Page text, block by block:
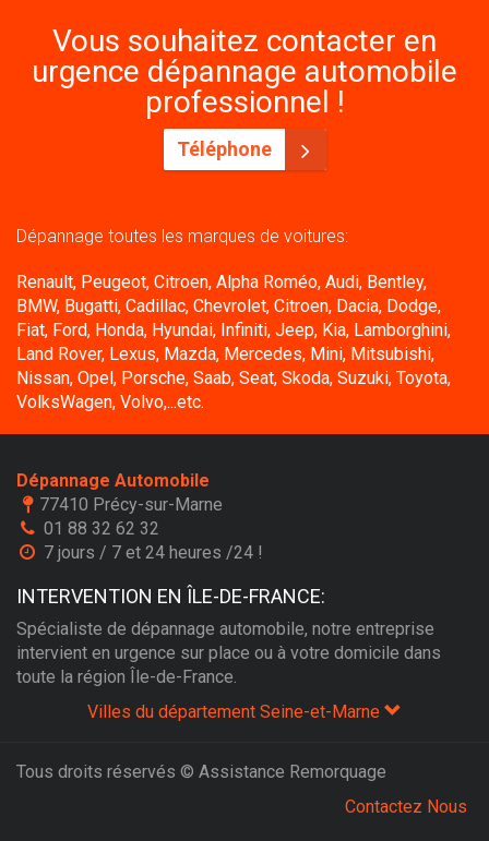
Vous souhaitez contacter en
urgence dépannage automobile
professionnel !
Téléphone
Dépannage toutes les marques de voitures:
Renault, Peugeot, Citroen, Alpha Roméo, Audi, Bentley,
BMW, Bugatti, Cadillac, Chevrolet, Citroen, Dacia, Dodge,
Fiat, Ford, Honda, Hyundai, Infiniti, Jeep, Kia, Lamborghini,
Land Rover, Lexus, Mazda, Mercedes, Mini, Mitsubishi,
Nissan, Opel, Porsche, Saab, Seat, Skoda, Suzuki, Toyota,
VolksWagen, Volvo,...etc.
Dépannage Automobile
77410 Précy-sur-Marne
01 88 32 62 32
7 jours / 7 et 24 heures /24 !
INTERVENTION EN ÎLE-DE-FRANCE:
Spécialiste de dépannage automobile, notre entreprise
intervient en urgence sur place ou à votre domicile dans
toute la région Île-de-France.
Villes du département Seine-et-Marne
Tous droits réservés © Assistance Remorquage
Contactez Nous